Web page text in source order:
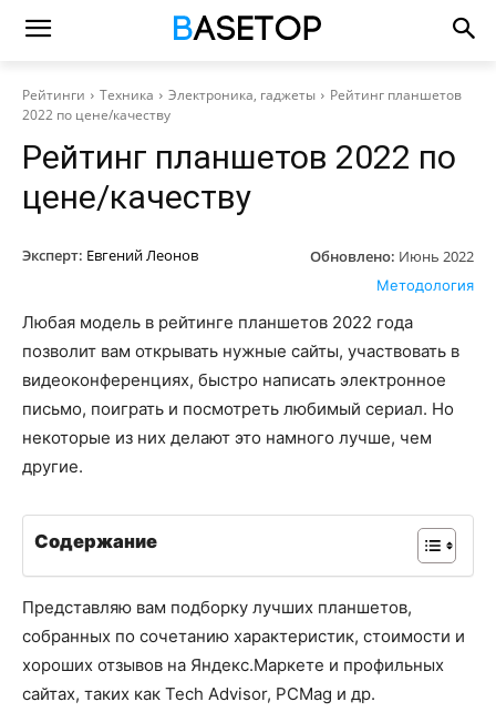
Рейтинги Техника Электроника, гаджеты
Рейтинг планшетов
2022 по цене/качеству
Рейтинг планшетов 2022 по
цене/качеству
Эксперт: Евгений Леонов Обновлено: Июнь 2022
Методология
Любая модель в рейтинге планшетов 2022 года
позволит вам открывать нужные сайты, участвовать в
видеоконференциях, быстро написать электронное
письмо, поиграть и посмотреть любимый сериал. Но
некоторые из них делают это намного лучше, чем
другие.
Содержание
Представляю вам подборку лучших планшетов,
собранных по сочетанию характеристик, стоимости и
хороших отзывов на Яндекс.Маркете и профильных
сайтах, таких как Tech Advisor, PCMag и др.